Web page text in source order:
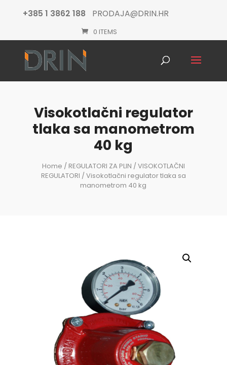
+385 1 3862 188 PRODAJA@DRIN.HR
0 ITEMS
Visokotlačni regulator
tlaka sa manometrom
40 kg
Home / REGULATORI ZA PLIN /VISOKOTLAČNI
REGULATORI / Visokotlačni regulator tlaka sa
manometrom 40 kg